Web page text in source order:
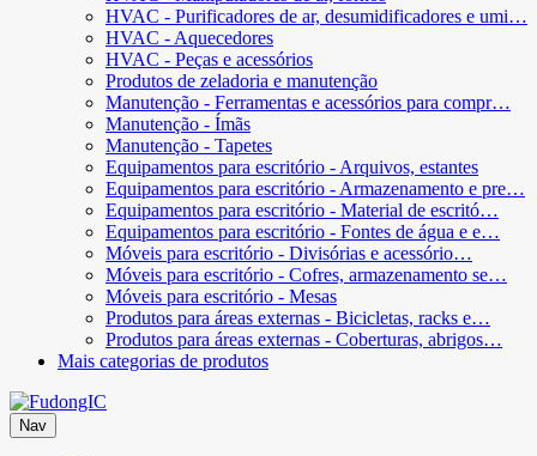
HVAC - Purificadores de ar, desumidificadores e umi…
HVAC - Aquecedores
HVAC - Peças e acessórios
Produtos de zeladoria e manutenção
Manutenção - Ferramentas e acessórios para compr…
Manutenção - Ímãs
Manutenção - Tapetes
Equipamentos para escritório - Arquivos, estantes
Equipamentos para escritório - Armazenamento e pre…
Equipamentos para escritório - Material de escritó…
Equipamentos para escritório - Fontes de água e e…
Móveis para escritório - Divisórias e acessório…
Móveis para escritório - Cofres, armazenamento se…
Móveis para escritório - Mesas
Produtos para áreas externas - Bicicletas, racks e…
Produtos para áreas externas - Coberturas, abrigos…
Mais categorias de produtos
Nav